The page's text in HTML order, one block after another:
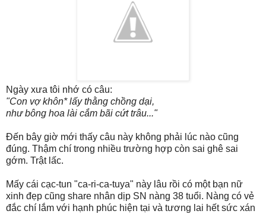
Ngày xưa tôi nhớ có câu:
"Con vợ khôn* lấy thằng chồng dại,
như bông hoa lài cắm bãi cứt trâu..."
Đến bây giờ mới thấy câu này không phải lúc nào cũng
đúng. Thậm chí trong nhiều trường hợp còn sai ghê sai
gớm. Trật lấc.
Mấy cái cạc-tun "ca-ri-ca-tuya" này lâu rồi có một bạn nữ
xinh đẹp cũng share nhân dịp SN nàng 38 tuổi. Nàng có vẻ
đắc chí lắm với hạnh phúc hiện tại và tương lai hết sức xán